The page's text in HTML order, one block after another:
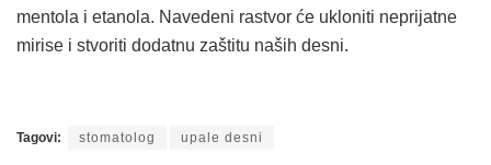
mentola i etanola. Navedeni rastvor će ukloniti neprijatne
mirise i stvoriti dodatnu zaštitu naših desni.
Tagovi: stomatolog upale desni